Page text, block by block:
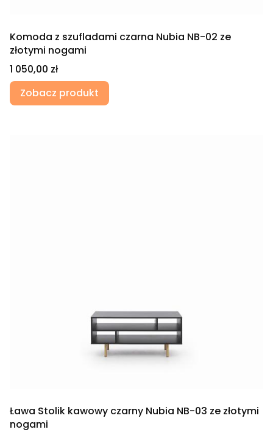
Komoda z szufladami czarna Nubia NB-02 ze
złotymi nogami
Cena
1 050,00 zł
Zobacz produkt
Ława Stolik kawowy czarny Nubia NB-03 ze złotymi
nogami